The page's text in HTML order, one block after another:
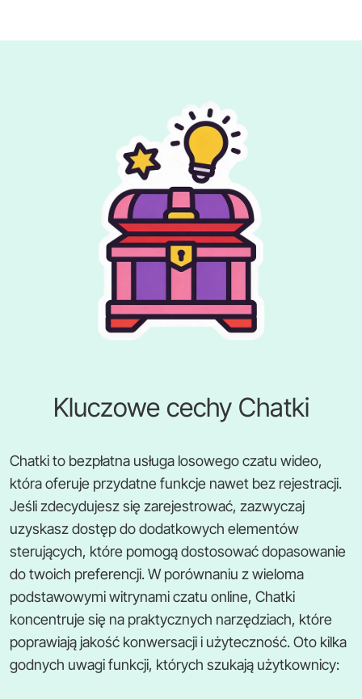
Kluczowe cechy Chatki
Chatki to bezpłatna usługa losowego czatu wideo,
która oferuje przydatne funkcje nawet bez rejestracji.
Jeśli zdecydujesz się zarejestrować, zazwyczaj
uzyskasz dostęp do dodatkowych elementów
sterujących, które pomogą dostosować dopasowanie
do twoich preferencji. W porównaniu z wieloma
podstawowymi witrynami czatu online, Chatki
koncentruje się na praktycznych narzędziach, które
poprawiają jakość konwersacji i użyteczność. Oto kilka
godnych uwagi funkcji, których szukają użytkownicy: